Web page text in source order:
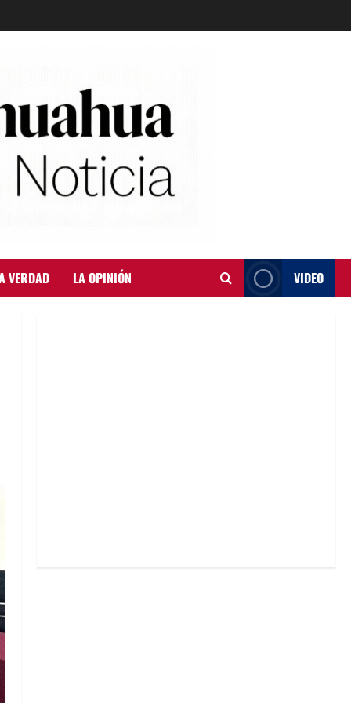
VERDAD LA OPINIÓN VIDEO